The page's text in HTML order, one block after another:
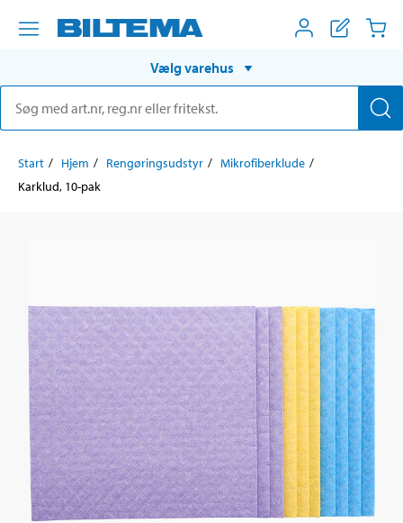
Vælg varehus
Start Hjem Rengøringsudstyr
Mikrofiberklude
Karklud, 10-pak